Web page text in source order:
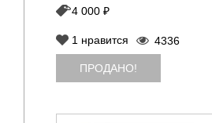
4 000 ₽
1 нравится 4336
ПРОДАНО!